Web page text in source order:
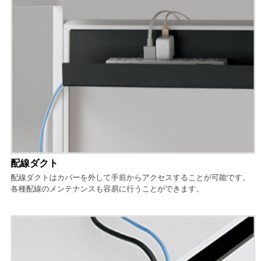
配線ダクト
配線ダクトはカバーを外して手前からアクセスすることが可能です。
各種配線のメンテナンスも容易に行うことができます。